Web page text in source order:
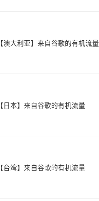
【澳大利亚】来自谷歌的有机流量
【日本】来自谷歌的有机流量
【台湾】来自谷歌的有机流量